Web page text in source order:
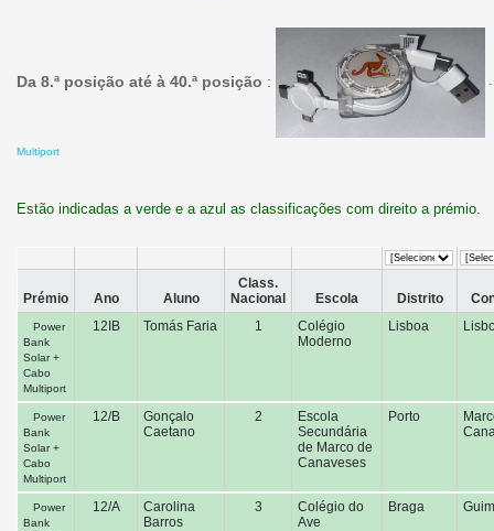
Da 8.ª posição até à 40.ª posição : -
Multiport
Estão indicadas a verde e a azul as classificações com direito a prémio.
Prémio Ano Aluno
Class.
Nacional
Escola Distrito
Power
Bank
Solar +
Cabo
Multiport
12IB Tomás Faria 1
Colégio
Moderno
Lisboa
Power
Bank
Solar +
Cabo
Multiport
12/B
Gonçalo
Caetano
2
Escola
Secundária
de Marco de
Canaveses
Porto
Power
Bank
12/A
Carolina
Barros
3
Colégio do
Ave
Braga